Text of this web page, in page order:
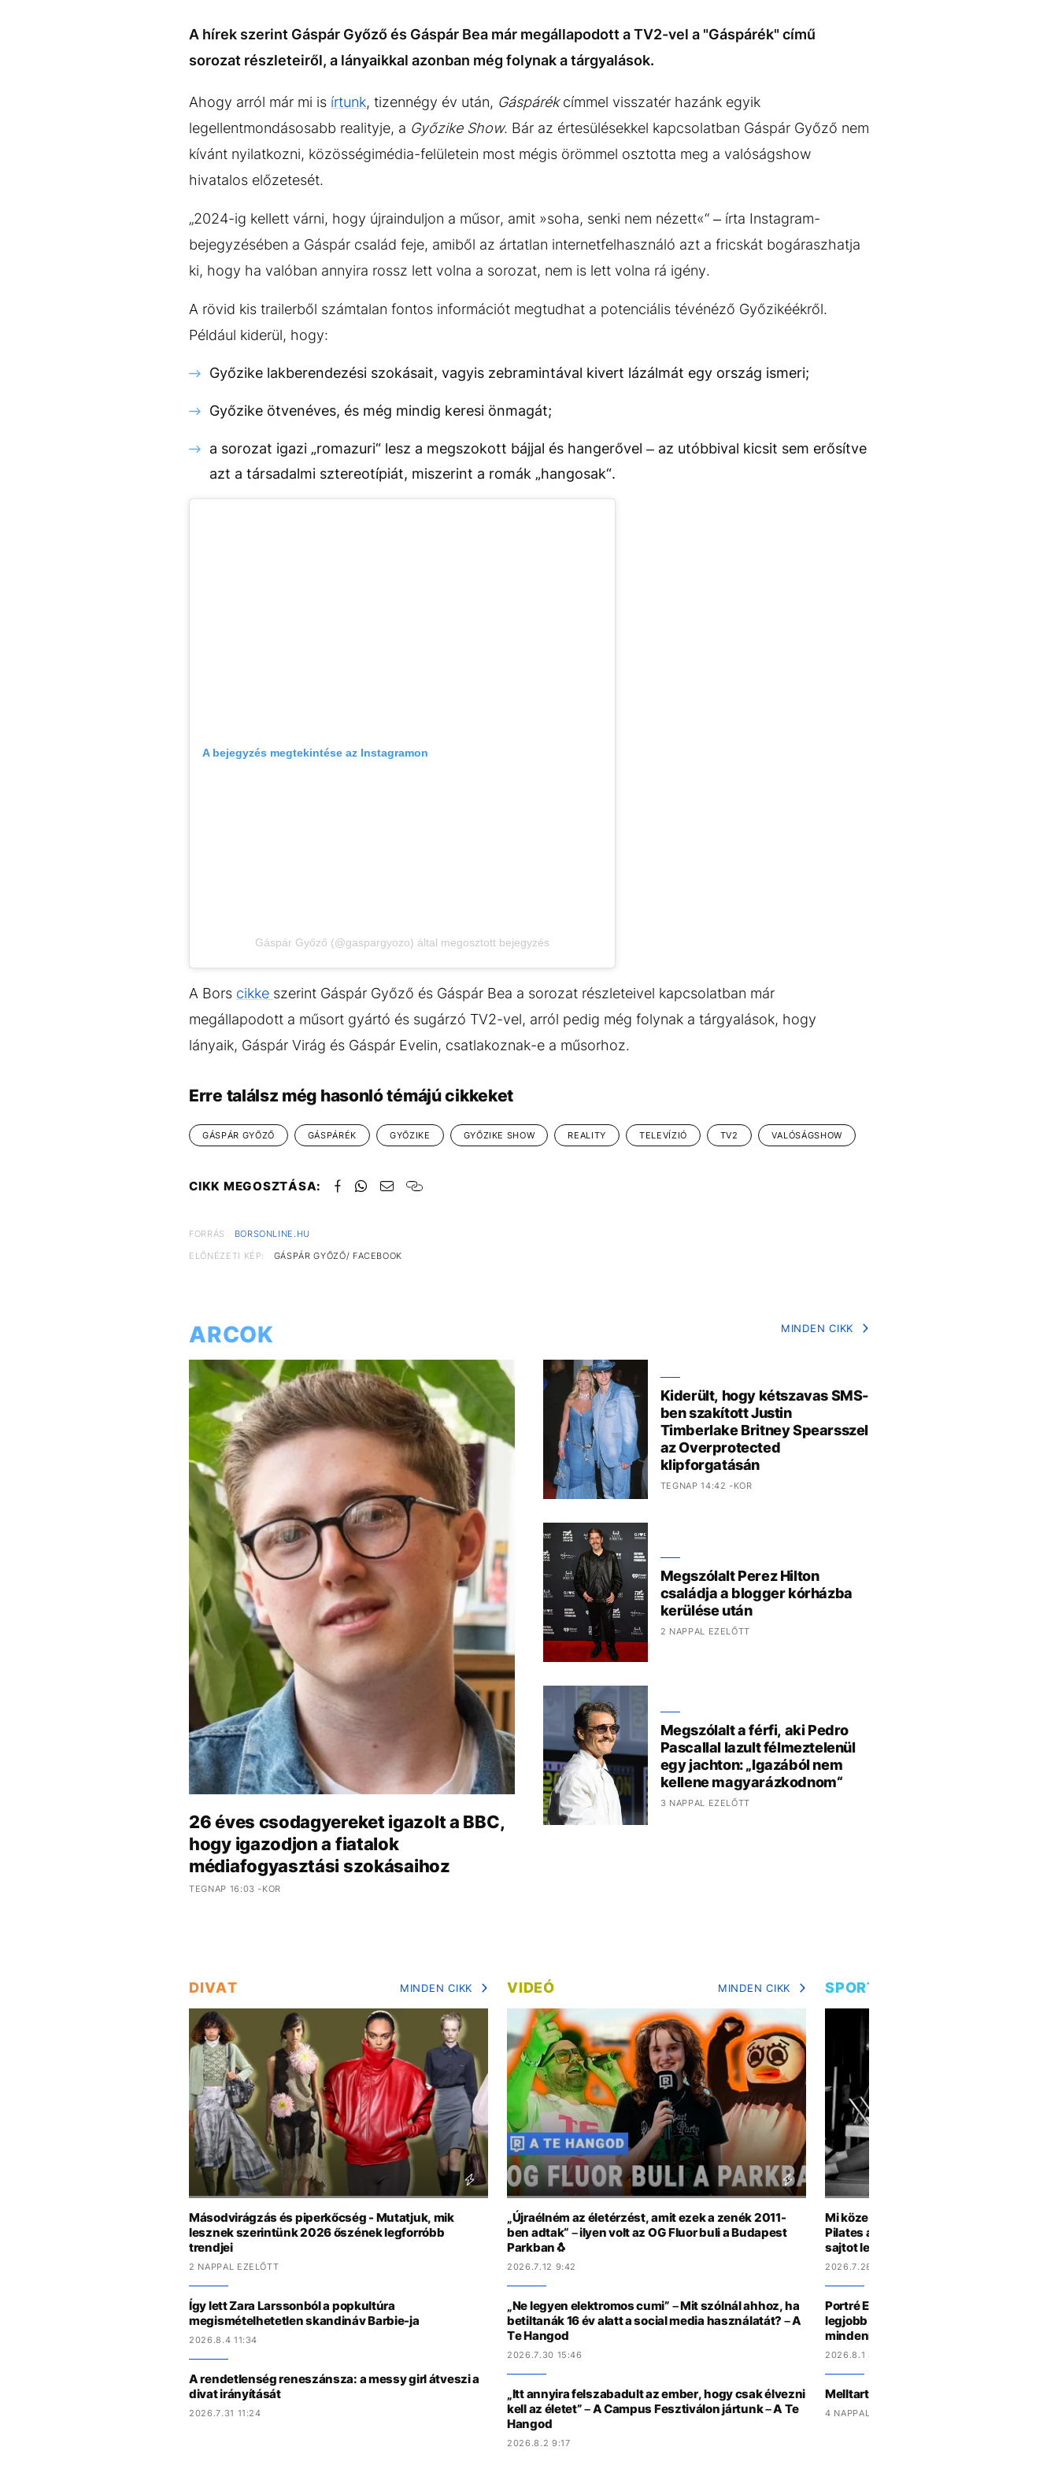
Kvíz MédiaajánlatImpresszum
A hírek szerint Gáspár Győző és Gáspár Bea már megállapodott a TV2-vel a "Gáspárék" című
sorozat részleteiről, a lányaikkal azonban még folynak a tárgyalások.
Ahogy arról már mi is írtunk, tizennégy év után, Gáspárékcímmel visszatér hazánk egyik
legellentmondásosabb realityje, a Győzike Show. Bár az értesülésekkel kapcsolatban Gáspár Győző nem
kívánt nyilatkozni, közösségimédia-felületein most mégis örömmel osztotta meg a valóságshow
hivatalos előzetesét.
„2024-ig kellett várni, hogy újrainduljon a műsor, amit »soha, senki nem nézett«“ – írta Instagram-
bejegyzésében a Gáspár család feje, amiből az ártatlan internetfelhasználó azt a fricskát bogáraszhatja
ki, hogy ha valóban annyira rossz lett volna a sorozat, nem is lett volna rá igény.
A rövid kis trailerből számtalan fontos információt megtudhat a potenciális tévénéző Győzikéékről.
Például kiderül, hogy:
Győzike lakberendezési szokásait, vagyis zebramintával kivert lázálmát egy ország ismeri;
Győzike ötvenéves, és még mindig keresi önmagát;
a sorozat igazi „romazuri“ lesz a megszokott bájjal és hangerővel – az utóbbival kicsit sem erősítve
azt a társadalmi sztereotípiát, miszerint a romák „hangosak“.
A bejegyzés megtekintése az Instagramon
Gáspár Győző (@gaspargyozo) által megosztott bejegyzés
A Bors cikke szerint Gáspár Győző és Gáspár Bea a sorozat részleteivel kapcsolatban már
megállapodott a műsort gyártó és sugárzó TV2-vel, arról pedig még folynak a tárgyalások, hogy
lányaik, Gáspár Virág és Gáspár Evelin, csatlakoznak-e a műsorhoz.
Erre találsz még hasonló témájú cikkeket
GÁSPÁR GYŐZŐ GÁSPÁRÉK GYŐZIKE GYŐZIKE SHOW REALITY TELEVÍZIÓ TV2 VALÓSÁGSHOW
CIKK MEGOSZTÁSA:
FORRÁS
BORSONLINE.HU
ELŐNÉZETI KÉP:
GÁSPÁR GYŐZŐ/ FACEBOOK
ARCOK MINDEN CIKK
26 éves csodagyereket igazolt a BBC,
hogy igazodjon a fiatalok
médiafogyasztási szokásaihoz
TEGNAP 16:03 -KOR
Kiderült, hogy kétszavas SMS-
ben szakított Justin
Timberlake Britney Spearsszel
az Overprotected
klipforgatásán
TEGNAP 14:42 -KOR
Megszólalt Perez Hilton
családja a blogger kórházba
kerülése után
2 NAPPAL EZELŐTT
Megszólalt a férfi, aki Pedro
Pascallal lazult félmeztelenül
egy jachton: „Igazából nem
kellene magyarázkodnom“
3 NAPPAL EZELŐTT
DIVAT MINDEN CIKK
Másodvirágzás és piperkőcség - Mutatjuk, mik
lesznek szerintünk 2026 őszének legforróbb
trendjei
2 NAPPAL EZELŐTT
Így lett Zara Larssonból a popkultúra
megismételhetetlen skandináv Barbie-ja
2026.8.4 11:34
A rendetlenség reneszánsza: a messy girl átveszi a
divat irányítását
2026.7.31 11:24
VIDEÓ MINDEN CIKK
„Újraélném az életérzést, amit ezek a zenék 2011-
ben adtak“ – ilyen volt az OG Fluor buli a Budapest
Parkban🐧
2026.7.12 9:42
„Ne legyen elektromos cumi” – Mit szólnál ahhoz, ha
betiltanák 16 év alatt a social media használatát? – A
Te Hangod
2026.7.30 15:46
„Itt annyira felszabadult az ember, hogy csak élvezni
kell az életet” – A Campus Fesztiválon jártunk – A Te
Hangod
2026.8.2 9:17
SPORT
Mi köze van a pilatesnek a
Pilates atyja ivott és szivarozott, de a
sajtot lehetett reszelni
2026.7.28 10:55
Portré Erling Haalandról: évek óta a világ
legjobb focistája, mégis egy vb kellett
mindenki kedvence legyen
2026.8.1 8:40
Melltartóbotrány robbant ki a női Tour de
4 NAPPAL EZELŐTT